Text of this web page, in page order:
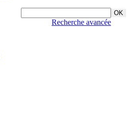
Recherche avancée